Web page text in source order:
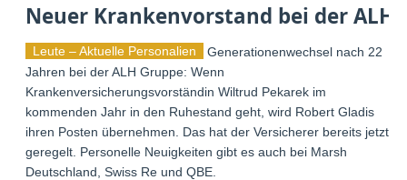
Neuer Krankenvorstand bei der ALH
Leute – Aktuelle Personalien
Generationenwechsel nach 22
Jahren bei der ALH Gruppe: Wenn
Krankenversicherungsvorständin Wiltrud Pekarek im
kommenden Jahr in den Ruhestand geht, wird Robert Gladis
ihren Posten übernehmen. Das hat der Versicherer bereits jetzt
geregelt. Personelle Neuigkeiten gibt es auch bei Marsh
Deutschland, Swiss Re und QBE.